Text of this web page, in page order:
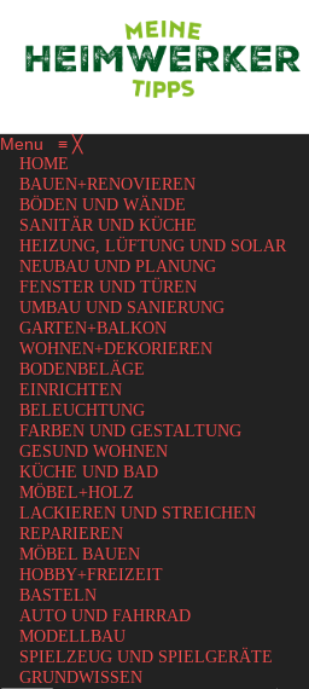
Menu ≡ ╳
HOME
BAUEN+RENOVIEREN
BÖDEN UND WÄNDE
SANITÄR UND KÜCHE
HEIZUNG, LÜFTUNG UND SOLAR
NEUBAU UND PLANUNG
FENSTER UND TÜREN
UMBAU UND SANIERUNG
GARTEN+BALKON
WOHNEN+DEKORIEREN
BODENBELÄGE
EINRICHTEN
BELEUCHTUNG
FARBEN UND GESTALTUNG
GESUND WOHNEN
KÜCHE UND BAD
MÖBEL+HOLZ
LACKIEREN UND STREICHEN
REPARIEREN
MÖBEL BAUEN
HOBBY+FREIZEIT
BASTELN
AUTO UND FAHRRAD
MODELLBAU
SPIELZEUG UND SPIELGERÄTE
GRUNDWISSEN